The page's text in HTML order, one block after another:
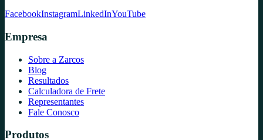
FacebookInstagramLinkedInYouTube
Empresa
Sobre a Zarcos
Blog
Resultados
Calculadora de Frete
Representantes
Fale Conosco
Produtos